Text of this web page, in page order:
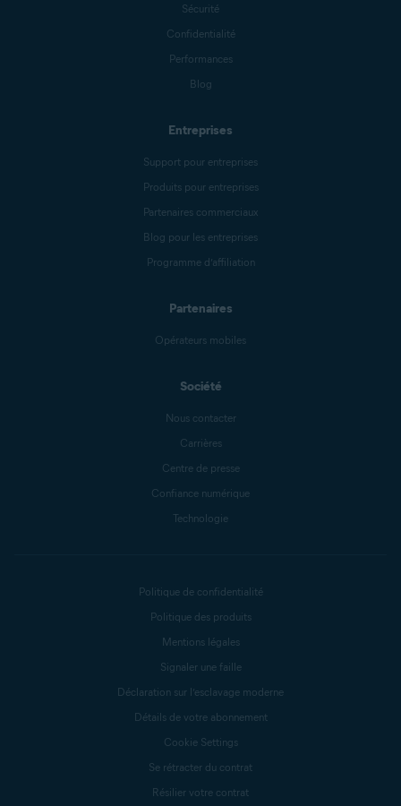
Sécurité
Confidentialité
Performances
Blog
Entreprises
Support pour entreprises
Produits pour entreprises
Partenaires commerciaux
Blog pour les entreprises
Programme d’affiliation
Partenaires
Opérateurs mobiles
Société
Nous contacter
Carrières
Centre de presse
Confiance numérique
Technologie
Politique de confidentialité
Politique des produits
Mentions légales
Signaler une faille
Déclaration sur l’esclavage moderne
Détails de votre abonnement
Cookie Settings
Se rétracter du contrat
Résilier votre contrat